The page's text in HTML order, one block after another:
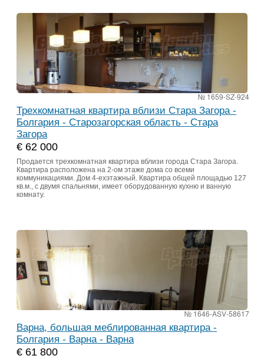
№ 1659-SZ-924
Трехкомнатная квартира вблизи Стара Загора -
Болгария - Старозагорская область - Стара
Загора
€ 62 000
Продается трехкомнатная квартира вблизи города Стара Загора.
Квартира расположена на 2-ом этаже дома со всеми
коммуникациями. Дом 4-ехэтажный. Квартира общей площадью 127
кв.м., с двумя спальнями, имеет оборудованную кухню и ванную
комнату.
№ 1646-ASV-58617
Варна, большая меблированная квартира -
Болгария - Варна - Варна
€ 61 800